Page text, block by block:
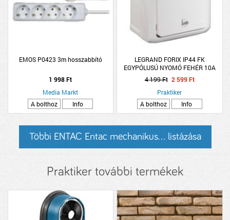
EMOS P0423 3m hosszabbító
1 998 Ft
Media Markt
A bolthoz
Info
LEGRAND FORIX IP44 FK
EGYPÓLUSÚ NYOMÓ FEHÉR 10A
250V
4 199 Ft 2 599 Ft
Praktiker
A bolthoz
Info
Többi ENTAC Entac mechanikus... listázása
Praktiker további termékek